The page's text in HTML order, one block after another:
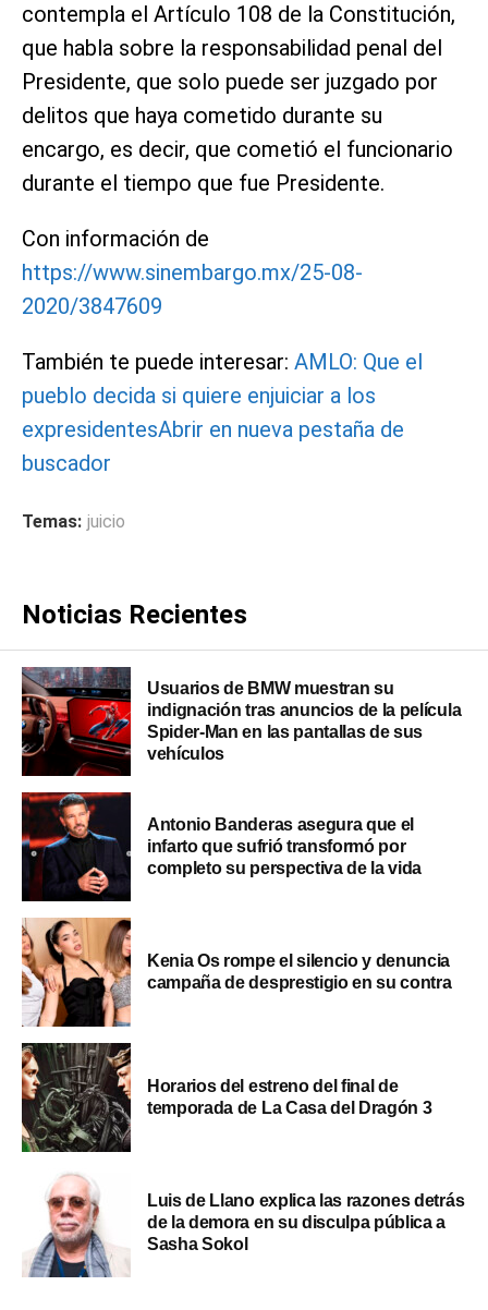
contempla el Artículo 108 de la Constitución,
que habla sobre la responsabilidad penal del
Presidente, que solo puede ser juzgado por
delitos que haya cometido durante su
encargo, es decir, que cometió el funcionario
durante el tiempo que fue Presidente.
Con información de
https://www.sinembargo.mx/25-08-
2020/3847609
También te puede interesar: AMLO: Que el
pueblo decida si quiere enjuiciar a los
expresidentesAbrir en nueva pestaña de
buscador
Temas: juicio
Noticias Recientes
Usuarios de BMW muestran su
indignación tras anuncios de la película
Spider-Man en las pantallas de sus
vehículos
Antonio Banderas asegura que el
infarto que sufrió transformó por
completo su perspectiva de la vida
Kenia Os rompe el silencio y denuncia
campaña de desprestigio en su contra
Horarios del estreno del final de
temporada de La Casa del Dragón 3
Luis de Llano explica las razones detrás
de la demora en su disculpa pública a
Sasha Sokol